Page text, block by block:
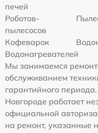
печей
Роботов-
пылесосов
Кофеварок
Водонагревателей
Мы занимаемся
обслуживанием
гарантийного
Новгороде работает
официальной
на ремонт, указанные